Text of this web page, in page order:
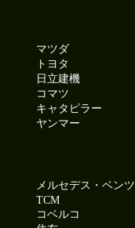
マツダ
トヨタ
日立建機
コマツ
キャタピラー
ヤンマー
メルセデス・ベンツ
TCM
コベルコ